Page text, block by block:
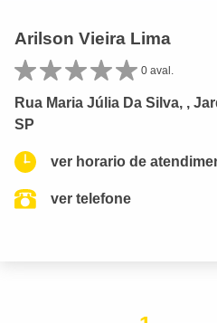
Arilson Vieira Lima
0 aval.
Rua Maria Júlia Da Silva, ,
SP
ver horario de
ver telefone